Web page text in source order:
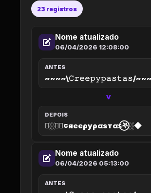
23 registros
Nome atualizado
06/04/2026 12:08:00
ANTES
~~~~\𝙲𝚛𝚎𝚎𝚙𝚢𝚙𝚊𝚜𝚝𝚊𝚜/
>
DEPOIS
◆░𖤐⃝¢яєєρуραѕтαѕ⃝𖤐░◆
Nome atualizado
06/04/2026 05:13:00
ANTES